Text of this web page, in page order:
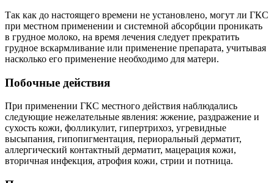
Так как до настоящего времени не установлено, могут ли ГКС
при местном применении и системной абсорбции проникать
в грудное молоко, на время лечения следует прекратить
грудное вскармливание или применение препарата, учитывая
насколько его применение необходимо для матери.
Побочные действия
При применении ГКС местного действия наблюдались
следующие нежелательные явления: жжение, раздражение и
сухость кожи, фолликулит, гипертрихоз, угревидные
высыпания, гипопигментация, периоральный дерматит,
аллергический контактный дерматит, мацерация кожи,
вторичная инфекция, атрофия кожи, стрии и потница.